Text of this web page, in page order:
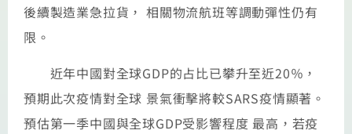
後續製造業急拉貨， 相關物流航班等調動彈性仍有
限。
近年中國對全球GDP的占比已攀升至近20％，
預期此次疫情對全球 景氣衝擊將較SARS疫情顯著。
預估第一季中國與全球GDP受影響程度 最高，若疫